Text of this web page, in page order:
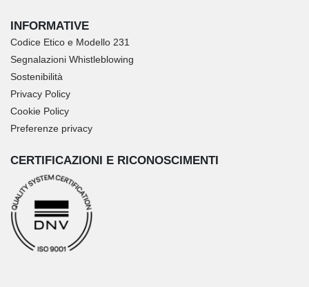
INFORMATIVE
Codice Etico e Modello 231
Segnalazioni Whistleblowing
Sostenibilità
Privacy Policy
Cookie Policy
Preferenze privacy
CERTIFICAZIONI E RICONOSCIMENTI